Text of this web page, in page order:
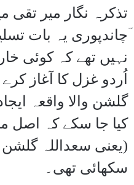
تذکرہ نگار میر تقی
ؔچاندپوری یہ بات
نہیں تھے کہ کوئی
اُردو غزل کا آغاز
گلشن والا واقعہ
کیا جا سکے کہ اصل
(یعنی سعداللہ
سکھائی تھی۔